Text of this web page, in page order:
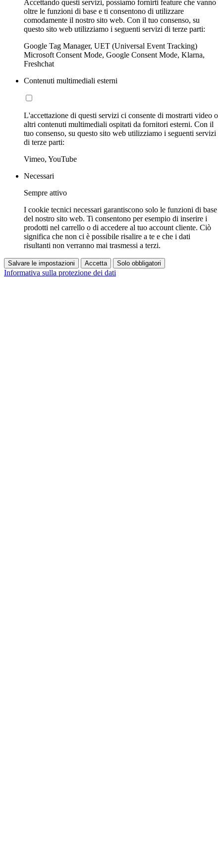
Accettando questi servizi, possiamo fornirti feature che vanno
oltre le funzioni di base e ti consentono di utilizzare
comodamente il nostro sito web. Con il tuo consenso, su
questo sito web utilizziamo i seguenti servizi di terze parti:
Google Tag Manager, UET (Universal Event Tracking)
Microsoft Consent Mode, Google Consent Mode, Klarna,
Freshchat
Contenuti multimediali esterni
L'accettazione di questi servizi ci consente di mostrarti video o
altri contenuti multimediali ospitati da fornitori esterni. Con il
tuo consenso, su questo sito web utilizziamo i seguenti servizi
di terze parti:
Vimeo, YouTube
Necessari
Sempre attivo
I cookie tecnici necessari garantiscono solo le funzioni di base
del nostro sito web. Ti consentono per esempio di inserire i
prodotti nel carrello o di accedere al tuo account cliente. Ciò
significa che non ci è possibile risalire a te e che i dati
risultanti non verranno mai trasmessi a terzi.
Salvare le impostazioni Accetta Solo obbligatori
Informativa sulla protezione dei dati